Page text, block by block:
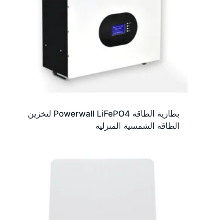
بطارية الطاقة Powerwall LiFePO4 لتخزين
الطاقة الشمسية المنزلية